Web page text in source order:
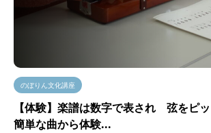
のぼりん文化講座
【体験】楽譜は数字で表され 弦をピッ
簡単な曲から体験...